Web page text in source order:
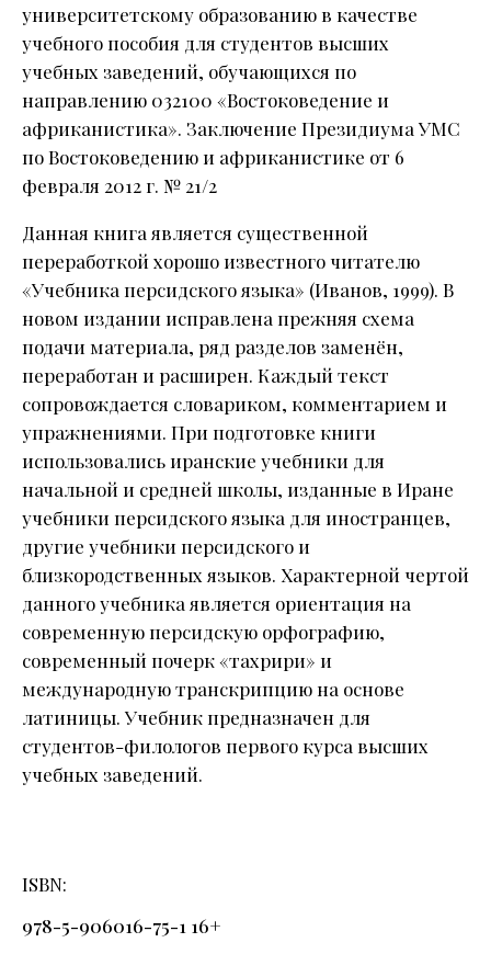
университетскому образованию в качестве
учебного пособия для студентов высших
учебных заведений, обучающихся по
направлению 032100 «Востоковедение и
африканистика». Заключение Президиума УМС
по Востоковедению и африканистике от 6
февраля 2012 г. № 21/2
Данная книга является существенной
переработкой хорошо известного читателю
«Учебника персидского языка» (Иванов, 1999). В
новом издании исправлена прежняя схема
подачи материала, ряд разделов заменён,
переработан и расширен. Каждый текст
сопровождается словариком, комментарием и
упражнениями. При подготовке книги
использовались иранские учебники для
начальной и средней школы, изданные в Иране
учебники персидского языка для иностранцев,
другие учебники персидского и
близкородственных языков. Характерной чертой
данного учебника является ориентация на
современную персидскую орфографию,
современный почерк «тахрири» и
международную транскрипцию на основе
латиницы. Учебник предназначен для
студентов-филологов первого курса высших
учебных заведений.
ISBN
978-5-906016-75-1 16+